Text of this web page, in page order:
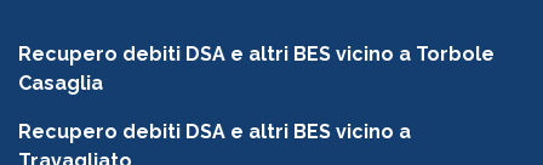
Recupero debiti DSA e altri BES vicino a Torbole
Casaglia
Recupero debiti DSA e altri BES vicino a